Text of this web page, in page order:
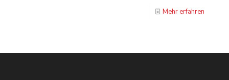
Mehr erfahren